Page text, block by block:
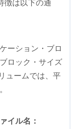
徴は以下の通
ーション・ブロ
ロック・サイズ
ュームでは、平
イル名：